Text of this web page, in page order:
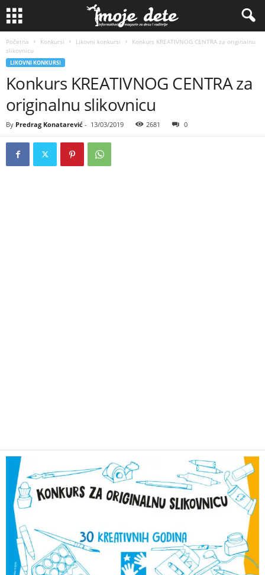
Početna Konkursi Likovni konkursi
Konkurs KREATIVNOG CENTRA za originalnu
slikovnicu
LIKOVNI KONKURSI
Konkurs KREATIVNOG CENTRA za
originalnu slikovnicu
By Predrag Konatarević - 13/03/2019 2681 0